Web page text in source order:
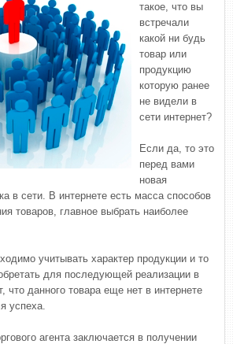
такое, что вы
встречали
какой ни будь
товар или
продукцию
которую ранее
не видели в
сети интернет?
Если да, то это
перед вами
новая
в сети. В интернете есть масса способов
товаров, главное выбрать наиболее
учитывать характер продукции и то
для последующей реализации в
что данного товара еще нет в интернете
успеха.
агента заключается в получении